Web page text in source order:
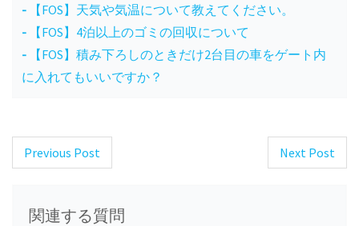
【FOS】天気や気温について教えてください。
【FOS】4泊以上のゴミの回収について
【FOS】積み下ろしのときだけ2台目の車をゲート内
に入れてもいいですか？
Post
Previous Post Next Post
関連する質問